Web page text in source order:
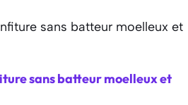
sans batteur moelleux et